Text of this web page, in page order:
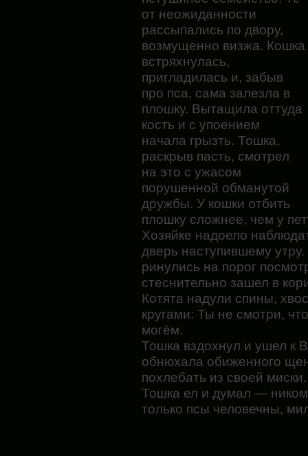
от неожиданности
рассыпались по двору,
возмущенно визжа. Кошка
встряхнулась,
пригладилась и, забыв
про пса, сама залезла в
плошку. Вытащила оттуда
кость и с упоением
начала грызть. Тошка,
раскрыв пасть, смотрел
на это с ужасом
порушенной обманутой
дружбы. У кошки отбить
плошку сложнее, чем у
Хозяйке надоело
дверь наступившему
ринулись на порог
стеснительно зашел в
Котята надули спины,
кругами: Ты не смотри,
могём.
Тошка вздохнул и ушел к
обнюхала обиженного
похлебать из своей миски.
Тошка ел и думал —
только псы человечны,